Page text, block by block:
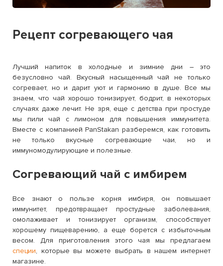
Рецепт согревающего чая
Лучший напиток в холодные и зимние дни – это
безусловно чай. Вкусный насыщенный чай не только
согревает, но и дарит уют и гармонию в душе. Все мы
знаем, что чай хорошо тонизирует, бодрит, в некоторых
случаях даже лечит. Не зря, еще с детства при простуде
мы пили чай с лимоном для повышения иммунитета.
Вместе с компанией PanStakan разберемся, как готовить
не только вкусные согревающие чаи, но и
иммуномодулирующие и полезные.
Согревающий чай с имбирем
Все знают о пользе корня имбиря, он повышает
иммунитет, предотвращает простудные заболевания,
омолаживает и тонизирует организм, способствует
хорошему пищеварению, а еще борется с избыточным
весом. Для приготовления этого чая мы предлагаем
специи, которые вы можете выбрать в нашем интернет
магазине.